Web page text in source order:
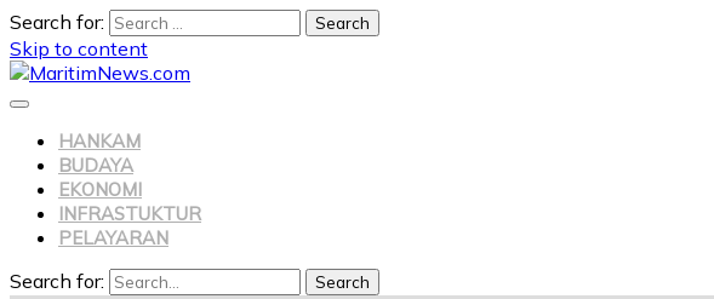
Search for:
Skip to content
HANKAM
BUDAYA
EKONOMI
INFRASTUKTUR
PELAYARAN
Search for: Search